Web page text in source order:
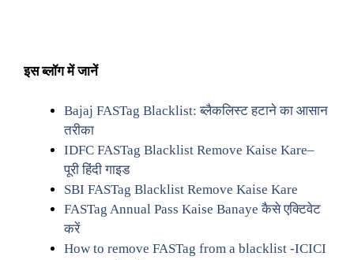
इस ब्लॉग में जानें
Bajaj FASTag Blacklist: ब्लैकलिस्ट हटाने का आसान
तरीका
IDFC FASTag Blacklist Remove Kaise Kare–
पूरी हिंदी गाइड
SBI FASTag Blacklist Remove Kaise Kare
FASTag Annual Pass Kaise Banaye कैसे एक्टिवेट
करें
How to remove FASTag from a blacklist -ICICI